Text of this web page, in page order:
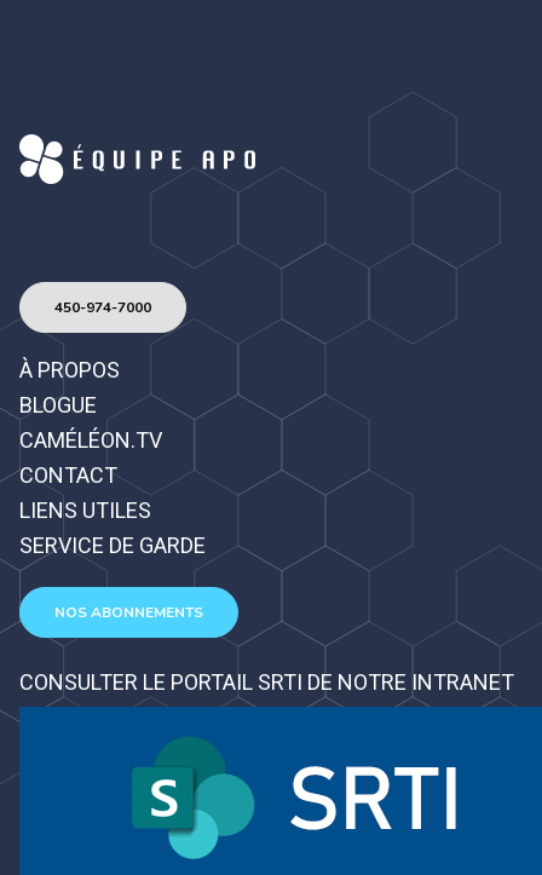
450-974-7000
À PROPOS
BLOGUE
CAMÉLÉON.TV
CONTACT
LIENS UTILES
SERVICE DE GARDE
NOS ABONNEMENTS
CONSULTER LE PORTAIL SRTI DE NOTRE INTRANET